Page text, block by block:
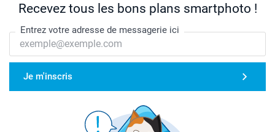
Recevez tous les bons plans smartphoto !
Entrez votre adresse de messagerie ici
Je m'inscris